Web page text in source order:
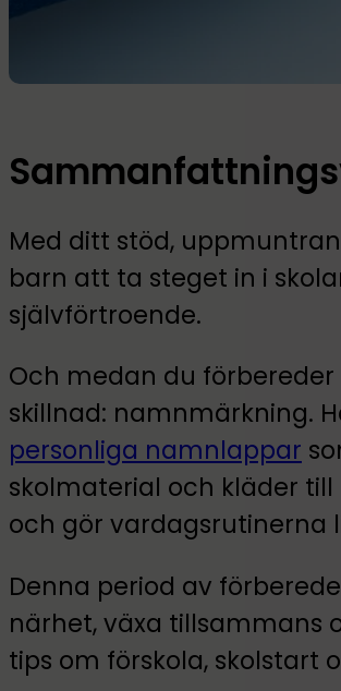
Med ditt stöd,
barn att ta steget in i
självförtroende.
Och medan du
skillnad: namnmärkning.
personliga namnlappar
skolmaterial och kläder
och gör vardagsrutinerna
Denna period av
närhet, växa tillsammans
tips om förskola,